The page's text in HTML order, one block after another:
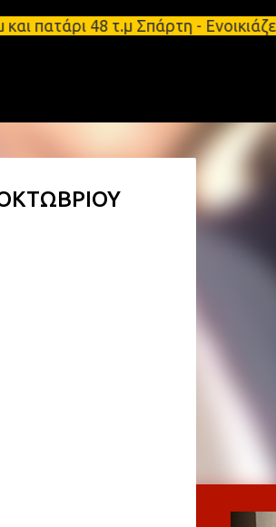
48 τ.μ Σπάρτη -